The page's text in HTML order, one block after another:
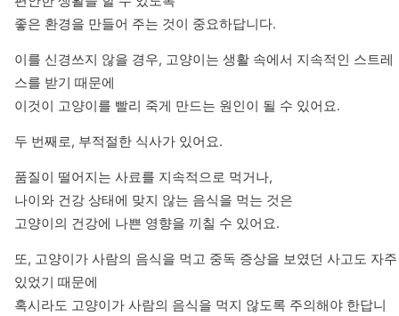
좋은 환경을 만들어 주는 것이 중요하답니다.
이를 신경쓰지 않을 경우, 고양이는 생활 속에서 지속적인 스트레
스를 받기 때문에
이것이 고양이를 빨리 죽게 만드는 원인이 될 수 있어요.
두 번째로, 부적절한 식사가 있어요.
품질이 떨어지는 사료를 지속적으로 먹거나,
나이와 건강 상태에 맞지 않는 음식을 먹는 것은
고양이의 건강에 나쁜 영향을 끼칠 수 있어요.
또, 고양이가 사람의 음식을 먹고 중독 증상을 보였던 사고도 자주
있었기 때문에
혹시라도 고양이가 사람의 음식을 먹지 않도록 주의해야 한답니